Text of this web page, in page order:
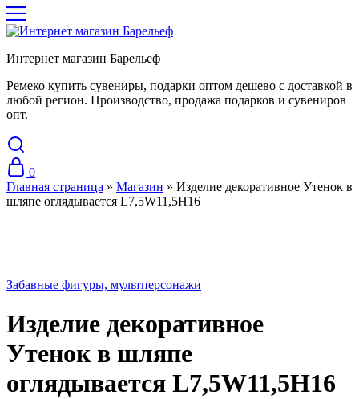
Интернет магазин Барельеф
Ремеко купить сувениры, подарки оптом дешево с доставкой в
любой регион. Производство, продажа подарков и сувениров
опт.
0
Главная страница » Магазин » Изделие декоративное Утенок в
шляпе оглядывается L7,5W11,5H16
Забавные фигуры, мультперсонажи
Изделие декоративное
Утенок в шляпе
оглядывается L7,5W11,5H16